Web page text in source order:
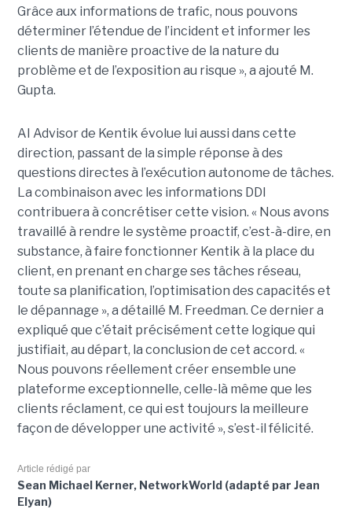
Grâce aux informations de trafic, nous pouvons
déterminer l’étendue de l’incident et informer les
clients de manière proactive de la nature du
problème et de l’exposition au risque », a ajouté M.
Gupta.
AI Advisor de Kentik évolue lui aussi dans cette
direction, passant de la simple réponse à des
questions directes à l’exécution autonome de tâches.
La combinaison avec les informations DDI
contribuera à concrétiser cette vision. « Nous avons
travaillé à rendre le système proactif, c’est-à-dire, en
substance, à faire fonctionner Kentik à la place du
client, en prenant en charge ses tâches réseau,
toute sa planification, l’optimisation des capacités et
le dépannage », a détaillé M. Freedman. Ce dernier a
expliqué que c’était précisément cette logique qui
justifiait, au départ, la conclusion de cet accord. «
Nous pouvons réellement créer ensemble une
plateforme exceptionnelle, celle-là même que les
clients réclament, ce qui est toujours la meilleure
façon de développer une activité », s’est-il félicité.
Article rédigé par
Sean Michael Kerner, NetworkWorld (adapté par Jean
Elyan)